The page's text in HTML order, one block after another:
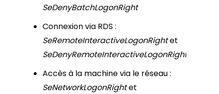
SeDenyBatchLogonRight
Connexion via RDS :
SeRemoteInteractiveLogonRightet
SeDenyRemoteInteractiveLogonRight
Accès à la machine via le réseau :
SeNetworkLogonRightet